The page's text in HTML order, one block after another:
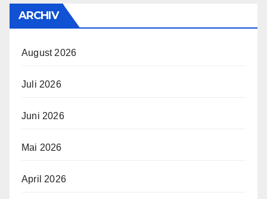
ARCHIV
August 2026
Juli 2026
Juni 2026
Mai 2026
April 2026